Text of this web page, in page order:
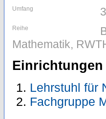
Umfang
Reihe
Mathematik,
Einrichtungen
Lehrstuhl für
Fachgruppe